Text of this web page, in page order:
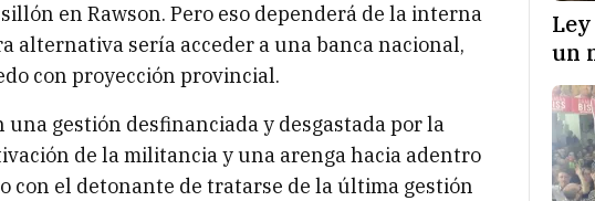
en Rawson. Pero eso dependerá de la interna
alternativa sería acceder a una banca nacional,
con proyección provincial.
gestión desfinanciada y desgastada por la
de la militancia y una arenga hacia adentro
con el detonante de tratarse de la última gestión
un